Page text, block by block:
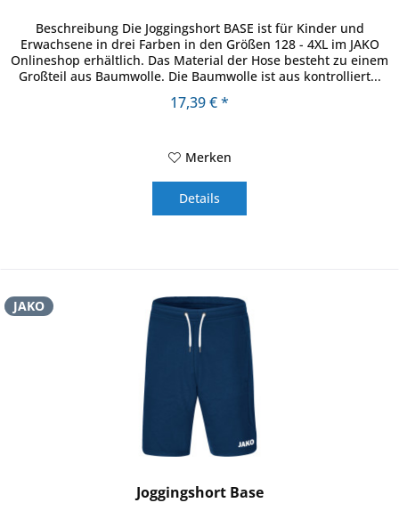
Beschreibung Die Joggingshort BASE ist für Kinder und
Erwachsene in drei Farben in den Größen 128 - 4XL im JAKO
Onlineshop erhältlich. Das Material der Hose besteht zu einem
Großteil aus Baumwolle. Die Baumwolle ist aus kontrolliert...
17,39 € *
Merken
Details
JAKO
Joggingshort Base